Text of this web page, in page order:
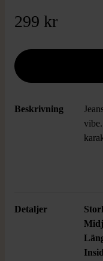
299 kr
Beskrivning
Detaljer